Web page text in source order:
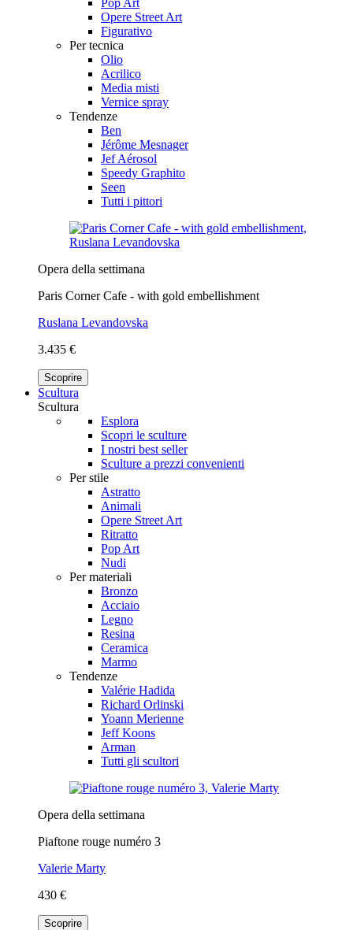
Opere Street Art
Figurativo
Per tecnica
Olio
Acrilico
Media misti
Vernice spray
Tendenze
Ben
Jérôme Mesnager
Jef Aérosol
Speedy Graphito
Seen
Tutti i pittori
Opera della settimana
Paris Corner Cafe - with gold embellishment
Ruslana Levandovska
3.435 €
Scoprire
Scultura
Scultura
Esplora
Scopri le sculture
I nostri best seller
Sculture a prezzi convenienti
Per stile
Astratto
Animali
Opere Street Art
Ritratto
Pop Art
Nudi
Per materiali
Bronzo
Acciaio
Legno
Resina
Ceramica
Marmo
Tendenze
Valérie Hadida
Richard Orlinski
Yoann Merienne
Jeff Koons
Arman
Tutti gli scultori
Opera della settimana
Piaftone rouge numéro 3
Valerie Marty
430 €
Scoprire